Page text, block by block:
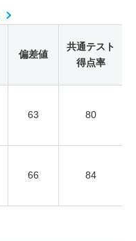
偏差値
共通テスト
得点率
63 80
66 84